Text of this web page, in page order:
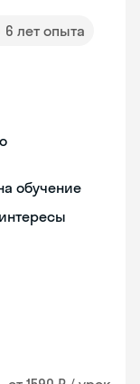
6 лет опыта
обучение